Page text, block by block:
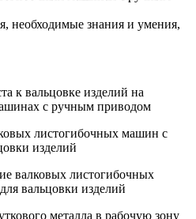
необходимые знания и умения,
к вальцовке изделий на
с ручным приводом
листогибочных машин с
изделий
валковых листогибочных
вальцовки изделий
металла в рабочую зону